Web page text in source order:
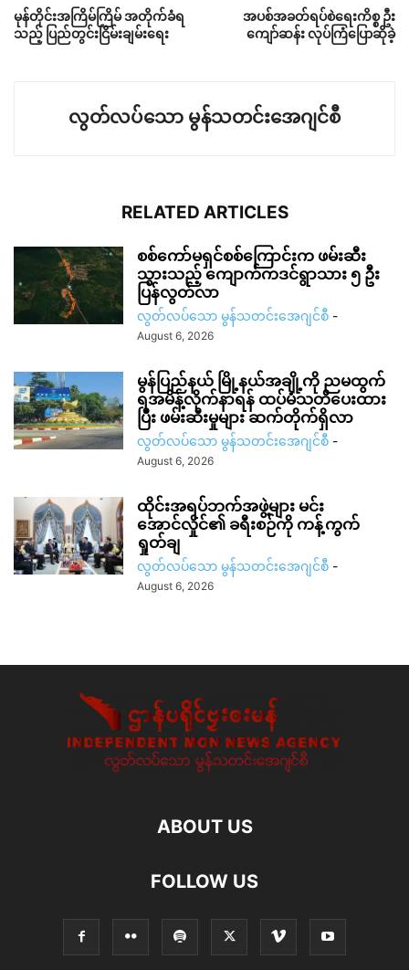
မုန်တိုင်းအကြိမ်ကြိမ် အတိုက်ခံရ
သည့် ပြည်တွင်းငြိမ်းချမ်းရေး
အပစ်အခတ်ရပ်စဲရေးကိစ္စ ဦး
ကျော်ဆန်း လုပ်ကြံပြောဆိုခဲ့
လွတ်လပ်သော မွန်သတင်းအေဂျင်စီ
RELATED ARTICLES
စစ်ကော်မရှင်စစ်ကြောင်းက ဖမ်းဆီး
သွားသည့် ကျောက်ကဒင်ရွာသား ၅ ဦး
ပြန်လွတ်လာ
လွတ်လပ်သော မွန်သတင်းအေဂျင်စီ -
August 6, 2026
မွန်ပြည်နယ် မြို့နယ်အချို့ကို ညမထွက်
ရအမိန့်လိုက်နာရန် ထပ်မံသတိပေးထား
ပြီး ဖမ်းဆီးမှုများ ဆက်တိုက်ရှိလာ
လွတ်လပ်သော မွန်သတင်းအေဂျင်စီ -
August 6, 2026
ထိုင်းအရပ်ဘက်အဖွဲ့များ မင်း
အောင်လှိုင်၏ ခရီးစဉ်ကို ကန့်ကွက်
ရှုတ်ချ
လွတ်လပ်သော မွန်သတင်းအေဂျင်စီ -
August 6, 2026
ABOUT US
FOLLOW US